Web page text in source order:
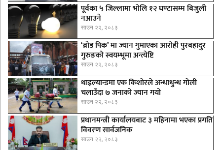
पूर्वका ५ जिल्लामा भाेलि १२ घण्टासम्म बिजुली
नआउने
साउन २२, २०८३
‘ब्रोड पिक’ मा ज्यान गुमाएका आराेही पुरबहादुर
गुरुङको स्वयम्भूमा अन्त्येष्टि
साउन २२, २०८३
थाइल्यान्डमा एक किशोरले अन्धाधुन्ध गोली
चलाउँदा ७ जनाको ज्यान गयो
साउन २२, २०८३
प्रधानमन्त्री कार्यालयबाट ३ महिनामा भएका प्रगति
विवरण सार्वजनिक
साउन २२, २०८३